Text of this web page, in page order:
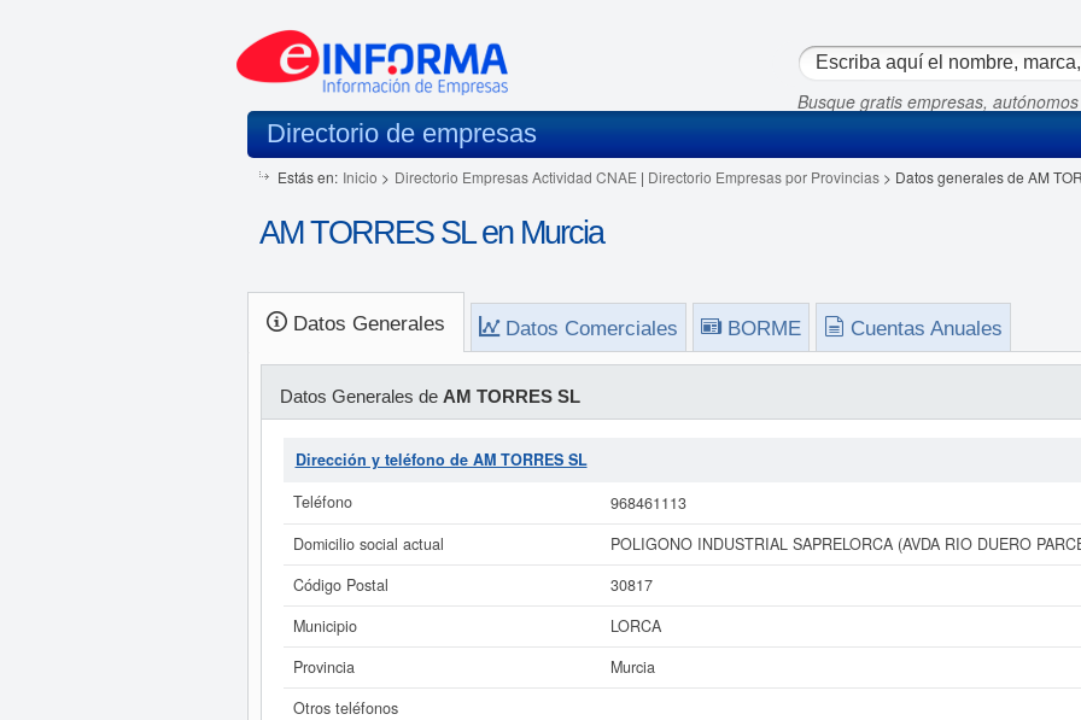
Busque gratis empresas,
Directorio de empresas
Estás en: Inicio > Directorio Empresas Actividad CNAE | Directorio Empresas por Provincias> Datos generales de AM
AM TORRES SL en Murcia
Datos Generales Datos Comerciales BORME Cuentas Anuales
Datos Generales de AM TORRES SL
Dirección y teléfono de AM TORRES SL
Teléfono
968461113
Domicilio social actual
POLIGONO INDUSTRIAL SAPRELORCA (AVDA RIO DUERO
Código Postal
30817
Municipio
LORCA
Provincia
Murcia
Otros teléfonos